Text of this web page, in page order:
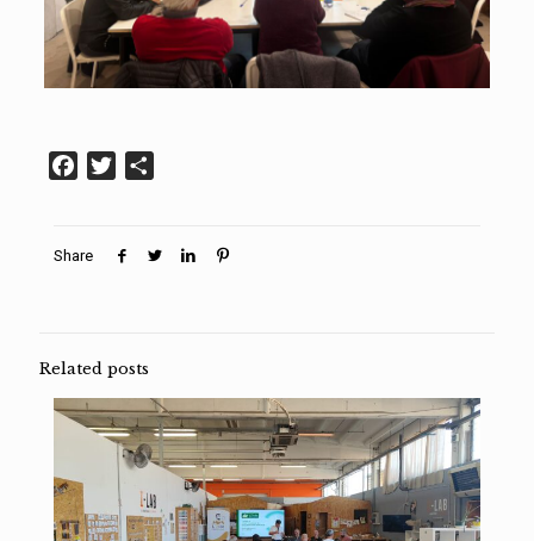
Facebook
Twitter
Share
Related posts